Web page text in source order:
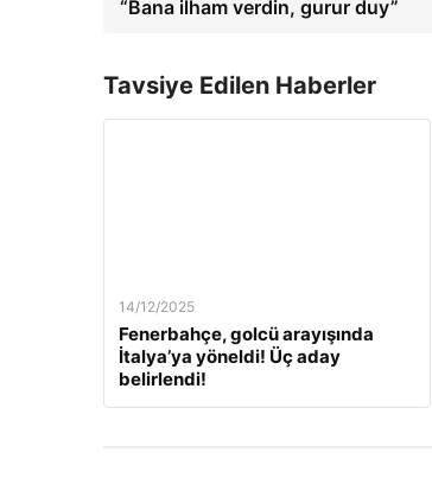
“Bana ilham verdin, gurur duy”
Tavsiye Edilen Haberler
14/12/2025
Fenerbahçe, golcü arayışında
İtalya’ya yöneldi! Üç aday
belirlendi!